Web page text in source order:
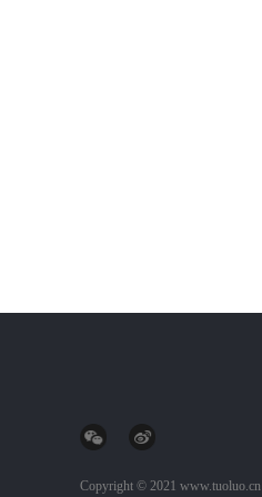
Copyright © 2021 www.tuoluo.cn